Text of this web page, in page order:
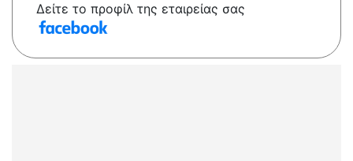
Δείτε το προφίλ της εταιρείας σας